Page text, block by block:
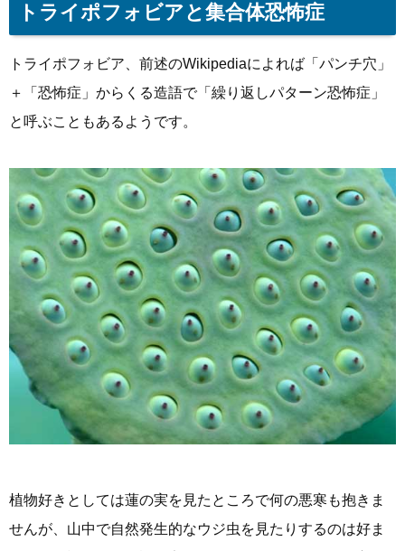
トライポフォビアと集合体恐怖症
トライポフォビア、前述のWikipediaによれば「パンチ穴」
＋「恐怖症」からくる造語で「繰り返しパターン恐怖症」
と呼ぶこともあるようです。
植物好きとしては蓮の実を見たところで何の悪寒も抱きま
せんが、山中で自然発生的なウジ虫を見たりするのは好ま